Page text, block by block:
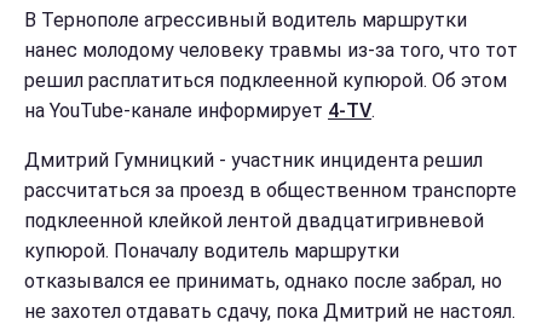
В Тернополе агрессивный водитель маршрутки
нанес молодому человеку травмы из-за того, что тот
решил расплатиться подклеенной купюрой. Об этом
на YouTube-канале информирует 4-TV.
Дмитрий Гумницкий - участник инцидента решил
рассчитаться за проезд в общественном транспорте
подклеенной клейкой лентой двадцатигривневой
купюрой. Поначалу водитель маршрутки
отказывался ее принимать, однако после забрал, но
не захотел отдавать сдачу, пока Дмитрий не настоял.